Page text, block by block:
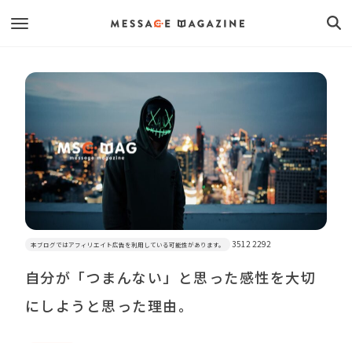
本ブログではアフィリエイト広告を利用している可能性があります。 3512 2292
自分が「つまんない」と思った感性を大切
にしようと思った理由。